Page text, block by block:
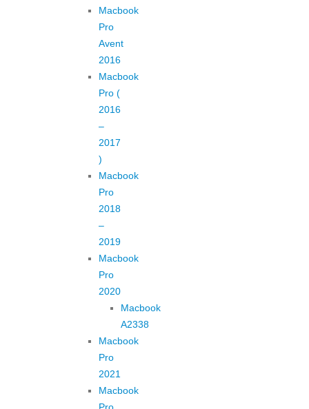
Macbook
Pro
Avent
2016
Macbook
Pro (
2016
–
2017
)
Macbook
Pro
2018
–
2019
Macbook
Pro
2020
Macbook
A2338
Macbook
Pro
2021
Macbook